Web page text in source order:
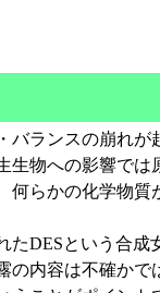
ランスの崩れが
生物への影響では
何らかの化学物質
DESという合成
の内容は不確かで